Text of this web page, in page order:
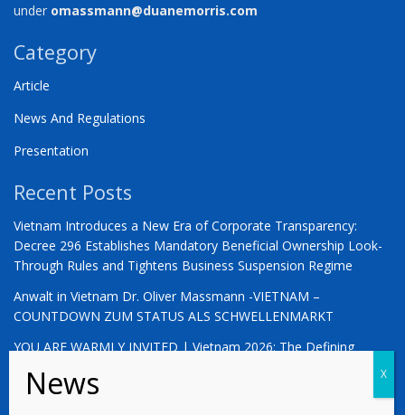
under omassmann@duanemorris.com
Category
Article
News And Regulations
Presentation
Recent Posts
Vietnam Introduces a New Era of Corporate Transparency:
Decree 296 Establishes Mandatory Beneficial Ownership Look-
Through Rules and Tightens Business Suspension Regime
Anwalt in Vietnam Dr. Oliver Massmann -VIETNAM –
COUNTDOWN ZUM STATUS ALS SCHWELLENMARKT
YOU ARE WARMLY INVITED | Vietnam 2026: The Defining